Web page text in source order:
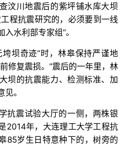
汶川地震后的紫坪铺水库大坝
程抗震研究的，必须要到一线
水利部专家组”。
垮坝奇迹”时，林皋保持严谨地
修复震损。”震后的一年里，林
坝的抗震能力、检测标准、加
。
抗震试验大厅的一侧，两株银
2014年，大连理工大学工程抗
85岁生日特意种下的，树旁的